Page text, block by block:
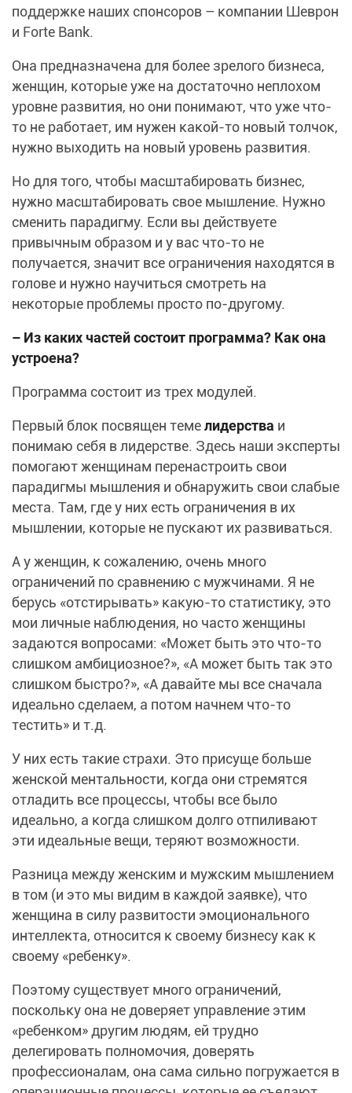
поддержке наших спонсоров – компании Шеврон
и Forte Bank.
Она предназначена для более зрелого бизнеса,
женщин, которые уже на достаточно неплохом
уровне развития, но они понимают, что уже что-
то не работает, им нужен какой-то новый толчок,
нужно выходить на новый уровень развития.
Но для того, чтобы масштабировать бизнес,
нужно масштабировать свое мышление. Нужно
сменить парадигму. Если вы действуете
привычным образом и у вас что-то не
получается, значит все ограничения находятся в
голове и нужно научиться смотреть на
некоторые проблемы просто по-другому.
– Из каких частей состоит программа? Как она
устроена?
Программа состоит из трех модулей.
Первый блок посвящен темелидерства и
понимаю себя в лидерстве. Здесь наши эксперты
помогают женщинам перенастроить свои
парадигмы мышления и обнаружить свои слабые
места. Там, где у них есть ограничения в их
мышлении, которые не пускают их развиваться.
А у женщин, к сожалению, очень много
ограничений по сравнению с мужчинами. Я не
берусь «отстирывать» какую-то статистику, это
мои личные наблюдения, но часто женщины
задаются вопросами: «Может быть это что-то
слишком амбициозное?», «А может быть так это
слишком быстро?», «А давайте мы все сначала
идеально сделаем, а потом начнем что-то
тестить» и т.д.
У них есть такие страхи. Это присуще больше
женской ментальности, когда они стремятся
отладить все процессы, чтобы все было
идеально, а когда слишком долго отпиливают
эти идеальные вещи, теряют возможности.
Разница между женским и мужским мышлением
в том (и это мы видим в каждой заявке), что
женщина в силу развитости эмоционального
интеллекта, относится к своему бизнесу как к
своему «ребенку».
Поэтому существует много ограничений,
поскольку она не доверяет управление этим
«ребенком» другим людям, ей трудно
делегировать полномочия, доверять
профессионалам, она сама сильно погружается в